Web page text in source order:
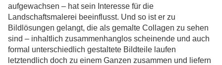
aufgewachsen – hat sein Interesse für die
Landschaftsmalerei beeinflusst. Und so ist er zu
Bildlösungen gelangt, die als gemalte Collagen zu sehen
sind – inhaltlich zusammenhanglos scheinende und auch
formal unterschiedlich gestaltete Bildteile laufen
letztendlich doch zu einem Ganzen zusammen und liefern